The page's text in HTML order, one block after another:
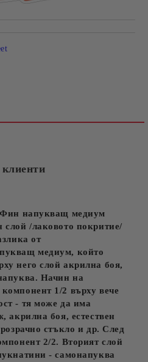
Фин напукващ медиум
/лаковото покритие/
от
медиум, който
него слой акрилна боя,
Начин на
1/2 върху вече
- тя може да има
акрилна боя, естествен
стъкло и др. След
2/2. Вторият слой
- самонапуква